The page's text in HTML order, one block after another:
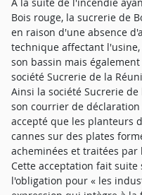
Bois rouge, la sucrerie de
en raison d'une absence
technique affectant
son bassin mais
société Sucrerie de la
Ainsi la société Sucrerie
son courrier de
accepté que les planteurs
cannes sur des plates
acheminées et traitées par
Cette acceptation fait
l'obligation pour « les